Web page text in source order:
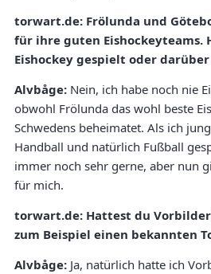
torwart.de: Frölunda und
für ihre guten Eishockeyteams.
Eishockey gespielt oder
Alvbåge: Nein, ich habe noch nie
obwohl Frölunda das wohl beste
Schwedens beheimatet. Als ich
Handball und natürlich Fußball
immer noch sehr gerne, aber nun
für mich.
torwart.de: Hattest du
zum Beispiel einen bekannten
Alvbåge: Ja, natürlich hatte ich